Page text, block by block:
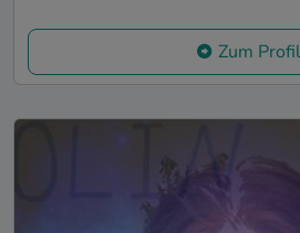
Zum Profil